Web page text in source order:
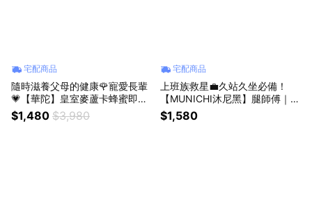
宅配商品
隨時滋養父母的健康🌹寵愛長輩
💗【華陀】皇室麥蘆卡蜂蜜即飲
燕窩✨母親節禮物✨ 麥蘆卡蜂蜜
✨ 燕窩 ✨即飲燕窩✨ 滋補養顏✨
$1,480 $3,980
宅配商品
上班族救星💼久站久坐必備！
【MUNICHI沐尼黑】腿師傅｜氣
壓熱敷美腿按摩器/腿部按摩1入/
2入 MR.LEG💞 (Shopping99)
$1,580